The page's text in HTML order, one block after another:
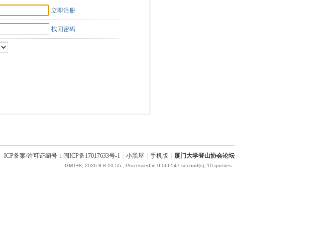
立即注册
找回密码
ICP备案/许可证编号：闽ICP备17017633号-1 小黑屋 手机版 厦门大学登山协会论坛
GMT+8, 2026-8-8 10:55 , Processed in 0.066547 second(s), 10 queries .